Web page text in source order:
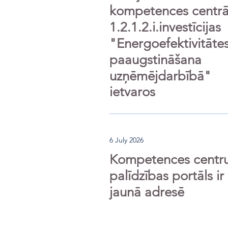
kompetences
1.2.1.2.i.investīcijas
paaugstināšana
uzņēmējdarbībā"
ietvaros
6 July 2026
Kompetences
palīdzības portāls ir
jaunā adresē